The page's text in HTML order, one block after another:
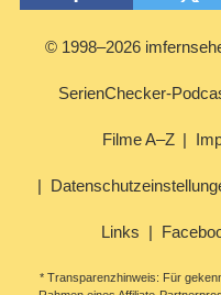
© 1998–2026
SerienChecker-
Filme A–Z
Links
* Transparenzhinweis: Für